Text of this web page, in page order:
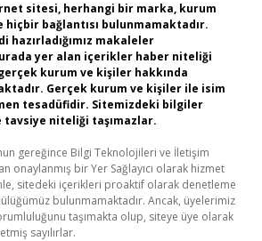
sitesi, herhangi bir marka, kurum
hiçbir bağlantısı bulunmamaktadır.
hazırladığımız makaleler
yer alan içerikler haber niteliği
kurum ve kişiler hakkında
Gerçek kurum ve kişiler ile isim
tesadüfidir. Sitemizdeki bilgiler
niteliği taşımazlar.
gereğince Bilgi Teknolojileri ve İletişim
onaylanmış bir Yer Sağlayıcı olarak hizmet
sitedeki içerikleri proaktif olarak denetleme
bulunmamaktadır. Ancak, üyelerimiz
taşımakta olup, siteye üye olarak
sayılırlar.